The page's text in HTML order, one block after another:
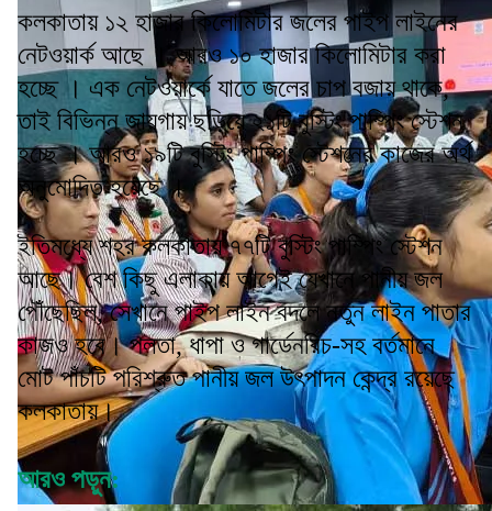
কলকাতায় ১২ হাজার কিলোমিটার জলের পাইপ লাইনের
নেটওয়ার্ক আছে । আরও ১০ হাজার কিলোমিটার করা
হচ্ছে । এক নেটওয়ার্কে যাতে জলের চাপ বজায় থাকে,
তাই বিভিন্ন জায়গায় ছড়িয়ে ২১টি বুস্টিং পাম্পিং স্টেশন
হচ্ছে । আরও ১৯টি বুস্টিং পাম্পিং স্টেশনের কাজের অর্থ
অনুমোদিত হয়েছে ।
ইতিমধ্যে শহর কলকাতায় ৭৭টি বুস্টিং পাম্পিং স্টেশন
আছে। বেশ কিছু এলাকায় আগেই যেখানে পানীয় জল
পৌঁছেছিল, সেখানে পাইপ লাইন বদলে নতুন লাইন পাতার
কাজও হবে। পলতা, ধাপা ও গার্ডেনরিচ-সহ বর্তমানে
মোট পাঁচটি পরিশ্রুত পানীয় জল উৎপাদন কেন্দ্র রয়েছে
কলকাতায়।
আরও পড়ুন: